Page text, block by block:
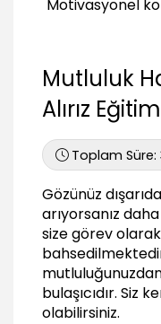
Motivasyonel
Mutluluk
Alırız
Toplam Süre:
Gözünüz
arıyorsanız
size görev
bulaşıcıdır. Siz
olabilirsiniz.